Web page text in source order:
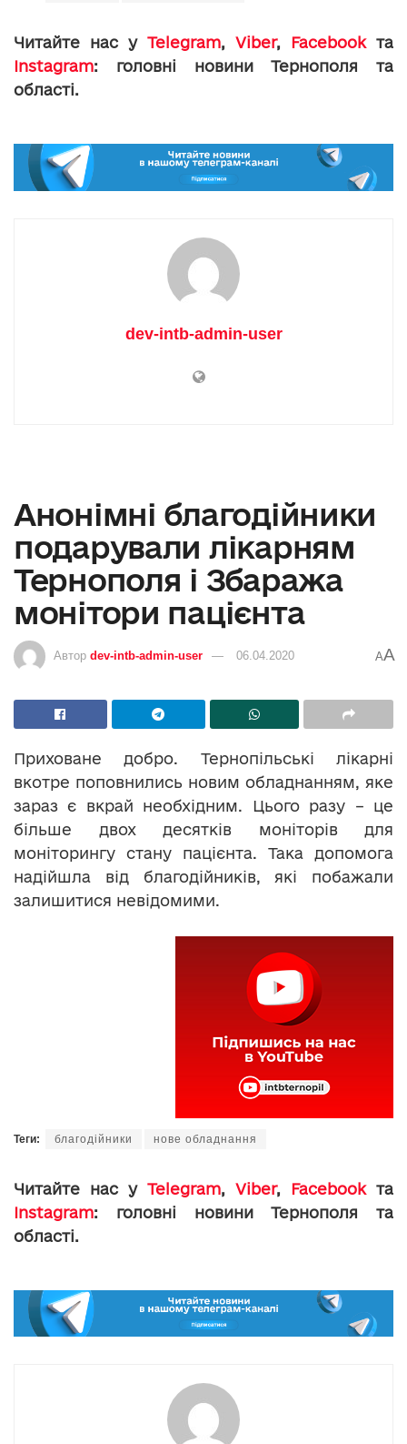
Читайте нас у Telegram, Viber, Facebookта
Instagram: головні новини Тернополя та
області.
dev-intb-admin-user
Анонімні благодійники
подарували лікарням
Тернополя і Збаража
монітори пацієнта
Автор dev-intb-admin-user 06.04.2020 AA
Приховане добро. Тернопільські лікарні
вкотре поповнились новим обладнанням, яке
зараз є вкрай необхідним. Цього разу – це
більше двох десятків моніторів для
моніторингу стану пацієнта. Така допомога
надійшла від благодійників, які побажали
залишитися невідомими.
Теги: благодійники нове обладнання
Читайте нас у Telegram, Viber, Facebookта
Instagram: головні новини Тернополя та
області.